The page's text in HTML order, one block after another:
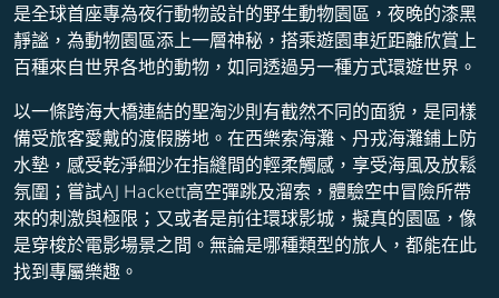
是全球首座專為夜行動物設計的野生動物園區，夜晚的漆黑
靜謐，為動物園區添上一層神秘，搭乘遊園車近距離欣賞上
百種來自世界各地的動物，如同透過另一種方式環遊世界。
以一條跨海大橋連結的聖淘沙則有截然不同的面貌，是同樣
備受旅客愛戴的渡假勝地。在西樂索海灘、丹戎海灘鋪上防
水墊，感受乾淨細沙在指縫間的輕柔觸感，享受海風及放鬆
氛圍；嘗試AJ Hackett高空彈跳及溜索，體驗空中冒險所帶
來的刺激與極限；又或者是前往環球影城，擬真的園區，像
是穿梭於電影場景之間。無論是哪種類型的旅人，都能在此
找到專屬樂趣。